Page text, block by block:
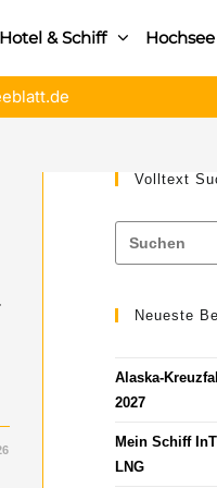
Hotel & Schiff Hochsee
Volltext
Neueste
Alaska-
2027
Mein Schiff
LNG